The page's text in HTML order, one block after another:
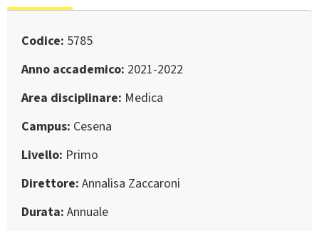
Codice 5785
Anno accademico 2021-2022
Area disciplinare Medica
Campus Cesena
Livello Primo
Direttore Annalisa Zaccaroni
Durata Annuale